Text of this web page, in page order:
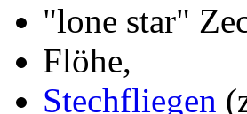
"lone star"
Flöhe,
Stechfliegen